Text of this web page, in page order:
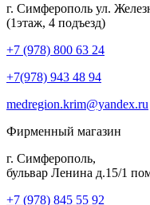
г. Симферополь ул.
(1этаж, 4 подъезд)
+7 (978) 800 63 24
+7(978) 943 48 94
medregion.krim@yandex.ru
Фирменный магазин
г. Симферополь,
бульвар Ленина д.15/1
+7 (978) 845 55 92